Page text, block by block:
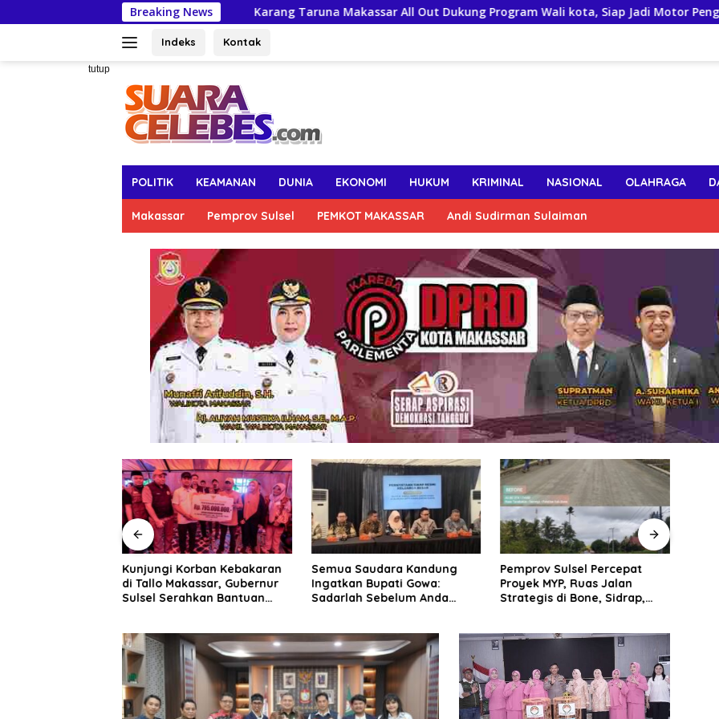
ke
Breaking News
Karang Taruna Makassar All Out Dukung Program Wali kota, Siap Jadi Motor Penggerak Pilah Sampah
Indeks Kontak
tutup
POLITIK KEAMANAN DUNIA EKONOMI HUKUM KRIMINAL NASIONAL OLAHRAGA
Makassar Pemprov Sulsel PEMKOT MAKASSAR Andi Sudirman Sulaiman
Kunjungi Korban Kebakaran
di Tallo Makassar, Gubernur
Sulsel Serahkan Bantuan
Semua Saudara Kandung
Ingatkan Bupati Gowa:
Sadarlah Sebelum Anda
Pemprov Sulsel Percepat
Proyek MYP, Ruas Jalan
Strategis di Bone, Sidrap,